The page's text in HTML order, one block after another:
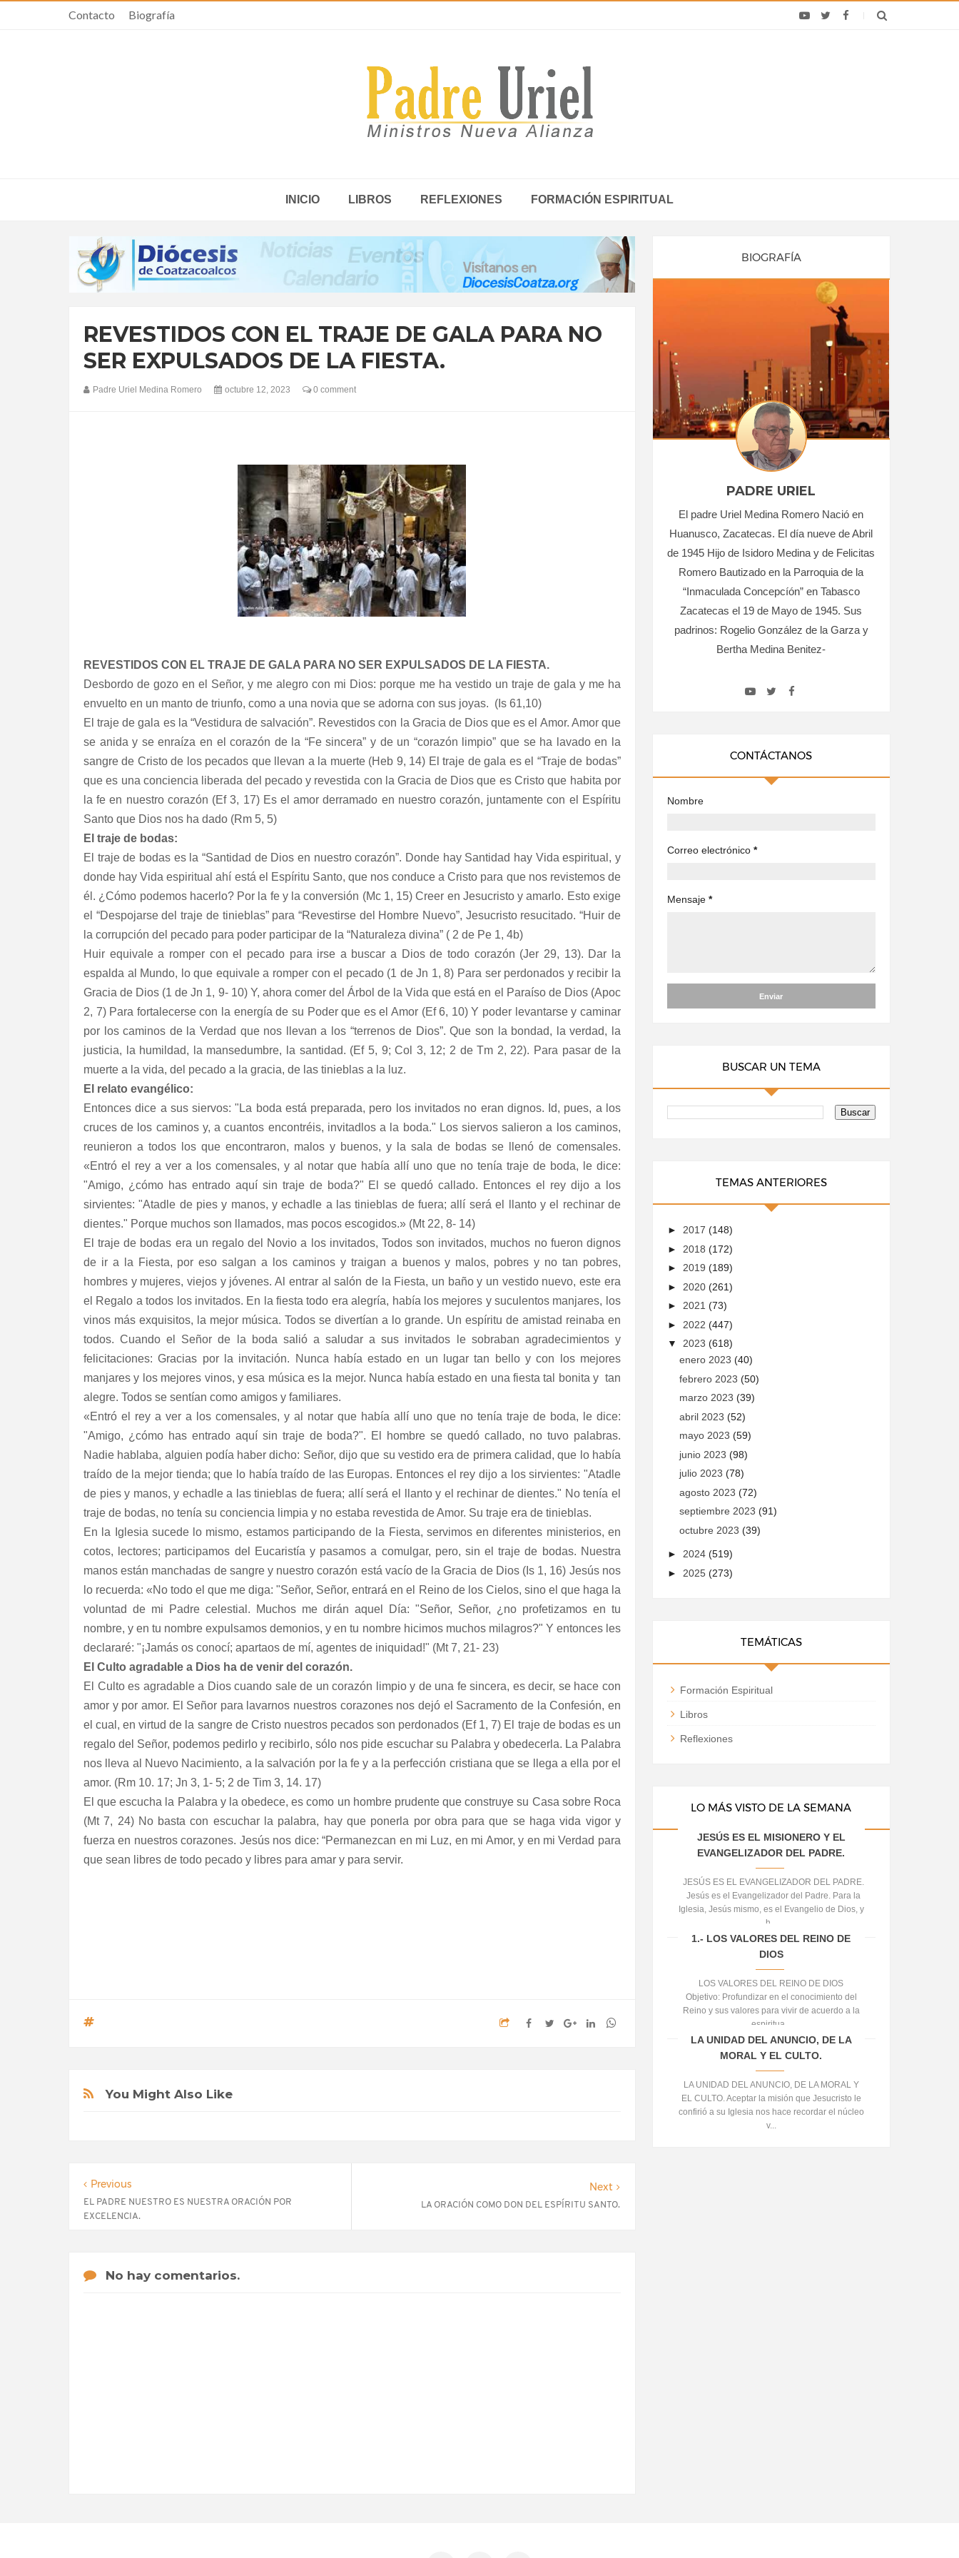
Contacto Biografía
INICIO LIBROS REFLEXIONES FORMACIÓN ESPIRITUAL
REVESTIDOS CON EL TRAJE DE GALA PARA NO
SER EXPULSADOS DE LA FIESTA.
Padre Uriel Medina Romero octubre 12, 2023 0 comment
REVESTIDOS CON EL TRAJE DE GALA PARA NO SER EXPULSADOS DE LA FIESTA.
Desbordo de gozo en el Señor, y me alegro con mi Dios: porque me ha vestido un traje de gala y me ha
envuelto en un manto de triunfo, como a una novia que se adorna con sus joyas. (Is 61,10)
El traje de gala es la “Vestidura de salvación”. Revestidos con la Gracia de Dios que es el Amor. Amor que
se anida y se enraíza en el corazón de la “Fe sincera” y de un “corazón limpio” que se ha lavado en la
sangre de Cristo de los pecados que llevan a la muerte (Heb 9, 14) El traje de gala es el “Traje de bodas”
que es una conciencia liberada del pecado y revestida con la Gracia de Dios que es Cristo que habita por
la fe en nuestro corazón (Ef 3, 17) Es el amor derramado en nuestro corazón, juntamente con el Espíritu
Santo que Dios nos ha dado (Rm 5, 5)
El traje de bodas:
El traje de bodas es la “Santidad de Dios en nuestro corazón”. Donde hay Santidad hay Vida espiritual, y
donde hay Vida espiritual ahí está el Espíritu Santo, que nos conduce a Cristo para que nos revistemos de
él. ¿Cómo podemos hacerlo? Por la fe y la conversión (Mc 1, 15) Creer en Jesucristo y amarlo. Esto exige
el “Despojarse del traje de tinieblas” para “Revestirse del Hombre Nuevo”, Jesucristo resucitado. “Huir de
la corrupción del pecado para poder participar de la “Naturaleza divina” ( 2 de Pe 1, 4b)
Huir equivale a romper con el pecado para irse a buscar a Dios de todo corazón (Jer 29, 13). Dar la
espalda al Mundo, lo que equivale a romper con el pecado (1 de Jn 1, 8) Para ser perdonados y recibir la
Gracia de Dios (1 de Jn 1, 9- 10) Y, ahora comer del Árbol de la Vida que está en el Paraíso de Dios (Apoc
2, 7) Para fortalecerse con la energía de su Poder que es el Amor (Ef 6, 10) Y poder levantarse y caminar
por los caminos de la Verdad que nos llevan a los “terrenos de Dios”. Que son la bondad, la verdad, la
justicia, la humildad, la mansedumbre, la santidad. (Ef 5, 9; Col 3, 12; 2 de Tm 2, 22). Para pasar de la
muerte a la vida, del pecado a la gracia, de las tinieblas a la luz.
El relato evangélico:
Entonces dice a sus siervos: "La boda está preparada, pero los invitados no eran dignos. Id, pues, a los
cruces de los caminos y, a cuantos encontréis, invitadlos a la boda." Los siervos salieron a los caminos,
reunieron a todos los que encontraron, malos y buenos, y la sala de bodas se llenó de comensales.
«Entró el rey a ver a los comensales, y al notar que había allí uno que no tenía traje de boda, le dice:
"Amigo, ¿cómo has entrado aquí sin traje de boda?" El se quedó callado. Entonces el rey dijo a los
sirvientes: "Atadle de pies y manos, y echadle a las tinieblas de fuera; allí será el llanto y el rechinar de
dientes." Porque muchos son llamados, mas pocos escogidos.» (Mt 22, 8- 14)
El traje de bodas era un regalo del Novio a los invitados, Todos son invitados, muchos no fueron dignos
de ir a la Fiesta, por eso salgan a los caminos y traigan a buenos y malos, pobres y no tan pobres,
hombres y mujeres, viejos y jóvenes. Al entrar al salón de la Fiesta, un baño y un vestido nuevo, este era
el Regalo a todos los invitados. En la fiesta todo era alegría, había los mejores y suculentos manjares, los
vinos más exquisitos, la mejor música. Todos se divertían a lo grande. Un espíritu de amistad reinaba en
todos. Cuando el Señor de la boda salió a saludar a sus invitados le sobraban agradecimientos y
felicitaciones: Gracias por la invitación. Nunca había estado en un lugar tan bello y con los mejores
manjares y los mejores vinos, y esa música es la mejor. Nunca había estado en una fiesta tal bonita y tan
alegre. Todos se sentían como amigos y familiares.
«Entró el rey a ver a los comensales, y al notar que había allí uno que no tenía traje de boda, le dice:
"Amigo, ¿cómo has entrado aquí sin traje de boda?". El hombre se quedó callado, no tuvo palabras.
Nadie hablaba, alguien podía haber dicho: Señor, dijo que su vestido era de primera calidad, que lo había
traído de la mejor tienda; que lo había traído de las Europas. Entonces el rey dijo a los sirvientes: "Atadle
de pies y manos, y echadle a las tinieblas de fuera; allí será el llanto y el rechinar de dientes." No tenía el
traje de bodas, no tenía su conciencia limpia y no estaba revestida de Amor. Su traje era de tinieblas.
En la Iglesia sucede lo mismo, estamos participando de la Fiesta, servimos en diferentes ministerios, en
cotos, lectores; participamos del Eucaristía y pasamos a comulgar, pero, sin el traje de bodas. Nuestra
manos están manchadas de sangre y nuestro corazón está vacío de la Gracia de Dios (Is 1, 16) Jesús nos
lo recuerda: «No todo el que me diga: "Señor, Señor, entrará en el Reino de los Cielos, sino el que haga la
voluntad de mi Padre celestial. Muchos me dirán aquel Día: "Señor, Señor, ¿no profetizamos en tu
nombre, y en tu nombre expulsamos demonios, y en tu nombre hicimos muchos milagros?" Y entonces les
declararé: "¡Jamás os conocí; apartaos de mí, agentes de iniquidad!" (Mt 7, 21- 23)
El Culto agradable a Dios ha de venir del corazón.
El Culto es agradable a Dios cuando sale de un corazón limpio y de una fe sincera, es decir, se hace con
amor y por amor. El Señor para lavarnos nuestros corazones nos dejó el Sacramento de la Confesión, en
el cual, en virtud de la sangre de Cristo nuestros pecados son perdonados (Ef 1, 7) El traje de bodas es un
regalo del Señor, podemos pedirlo y recibirlo, sólo nos pide escuchar su Palabra y obedecerla. La Palabra
nos lleva al Nuevo Nacimiento, a la salvación por la fe y a la perfección cristiana que se llega a ella por el
amor. (Rm 10. 17; Jn 3, 1- 5; 2 de Tim 3, 14. 17)
El que escucha la Palabra y la obedece, es como un hombre prudente que construye su Casa sobre Roca
(Mt 7, 24) No basta con escuchar la palabra, hay que ponerla por obra para que se haga vida vigor y
fuerza en nuestros corazones. Jesús nos dice: “Permanezcan en mi Luz, en mi Amor, y en mi Verdad para
que sean libres de todo pecado y libres para amar y para servir.
You Might Also Like
Next
LA ORACIÓN COMO DON DEL ESPÍRITU SANTO.
Previous
EL PADRE NUESTRO ES NUESTRA ORACIÓN POR
EXCELENCIA.
No hay comentarios.
BIOGRAFÍA
PADRE URIEL
El padre Uriel Medina Romero Nació en
Huanusco, Zacatecas. El día nueve de Abril
de 1945 Hijo de Isidoro Medina y de Felicitas
Romero Bautizado en la Parroquia de la
“Inmaculada Concepcíón” en Tabasco
Zacatecas el 19 de Mayo de 1945. Sus
padrinos: Rogelio González de la Garza y
Bertha Medina Benitez-
CONTÁCTANOS
Nombre
Correo electrónico *
Mensaje *
BUSCAR UN TEMA
TEMAS ANTERIORES
► 2017 (148)
► 2018 (172)
► 2019 (189)
► 2020 (261)
► 2021 (73)
► 2022 (447)
▼ 2023 (618)
enero 2023 (40)
febrero 2023 (50)
marzo 2023 (39)
abril 2023 (52)
mayo 2023 (59)
junio 2023 (98)
julio 2023 (78)
agosto 2023 (72)
septiembre 2023 (91)
octubre 2023 (39)
► 2024 (519)
► 2025 (273)
TEMÁTICAS
Formación Espiritual
Libros
Reflexiones
LO MÁS VISTO DE LA SEMANA
JESÚS ES EL MISIONERO Y EL
EVANGELIZADOR DEL PADRE.
JESÚS ES EL EVANGELIZADOR DEL PADRE.
Jesús es el Evangelizador del Padre. Para la
Iglesia, Jesús mismo, es el Evangelio de Dios, y
h...
1.- LOS VALORES DEL REINO DE
DIOS
LOS VALORES DEL REINO DE DIOS
Objetivo: Profundizar en el conocimiento del
Reino y sus valores para vivir de acuerdo a la
espiritua...
LA UNIDAD DEL ANUNCIO, DE LA
MORAL Y EL CULTO.
LA UNIDAD DEL ANUNCIO, DE LA MORAL Y
EL CULTO. Aceptar la misión que Jesucristo le
confirió a su Iglesia nos hace recordar el núcleo
v...